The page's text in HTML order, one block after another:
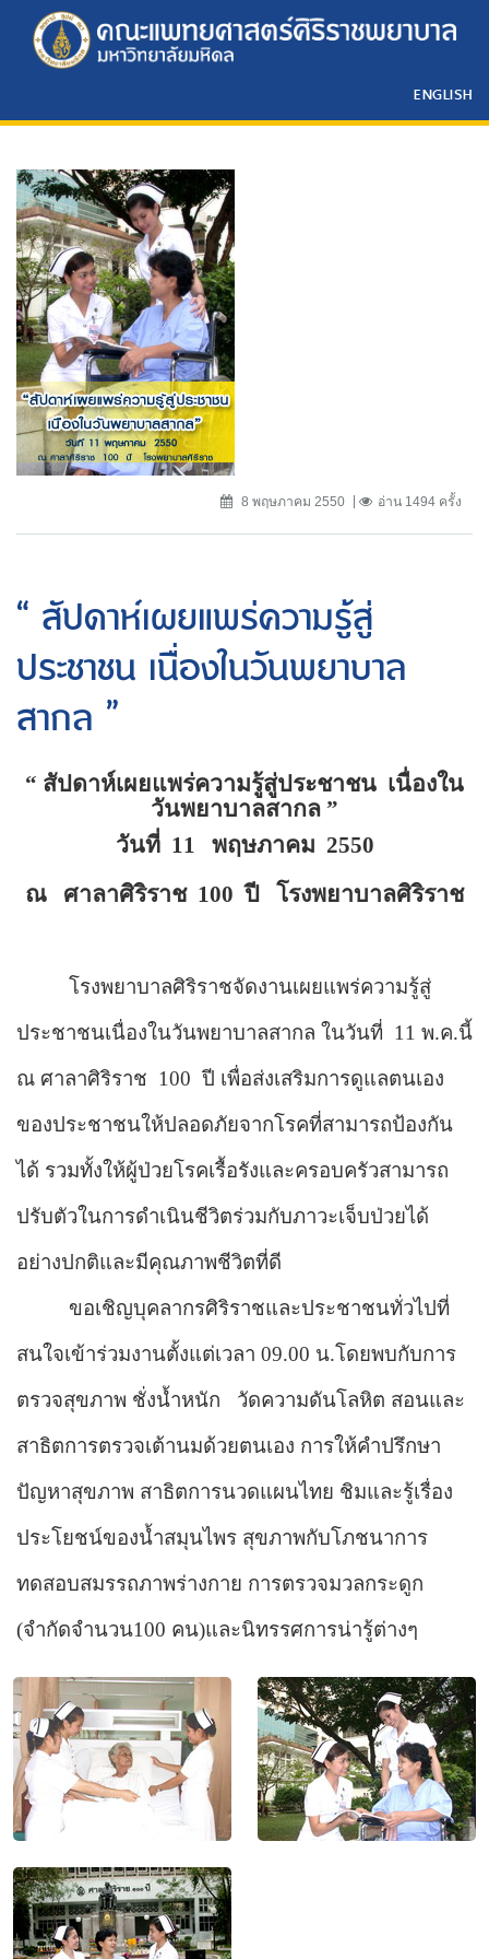
ENGLISH
8 พฤษภาคม 2550 อ่าน 1494 ครั้ง
“ สัปดาห์เผยแพร่ความรู้สู่
ประชาชน เนื่องในวันพยาบาล
สากล ”
“ สัปดาห์เผยแพร่ความรู้สู่ประชาชน เนื่องใน
วันพยาบาลสากล ”
วันที่ 11 พฤษภาคม 2550
ณ
ศาลาศิริราช 100 ปี โรงพยาบาลศิริราช
โรงพยาบาลศิริราชจัดงานเผยแพร่ความรู้สู่
ประชาชนเนื่องในวันพยาบาลสากล ในวันที่ 11 พ.ค.นี้
ณ ศาลาศิริราช 100 ปี เพื่อส่งเสริมการดูแลตนเอง
ของประชาชนให้ปลอดภัยจากโรคที่สามารถป้องกัน
ได้ รวมทั้งให้ผู้ป่วยโรคเรื้อรังและครอบครัวสามารถ
ปรับตัวในการดำเนินชีวิตร่วมกับภาวะเจ็บป่วยได้
อย่างปกติและมีคุณภาพชีวิตที่ดี
ขอเชิญบุคลากรศิริราชและประชาชนทั่วไปที่
สนใจเข้าร่วมงานตั้งแต่เวลา 09.00 น.โดยพบกับการ
ตรวจสุขภาพ ชั่งน้ำหนัก
วัดความดันโลหิต สอนและ
สาธิตการตรวจเต้านมด้วยตนเอง การให้คำปรึกษา
ปัญหาสุขภาพ สาธิตการนวดแผนไทย ชิมและรู้เรื่อง
ประโยชน์ของน้ำสมุนไพร สุขภาพกับโภชนาการ
ทดสอบสมรรถภาพร่างกาย การตรวจมวลกระดูก
(จำกัดจำนวน100 คน)และนิทรรศการน่ารู้ต่างๆ